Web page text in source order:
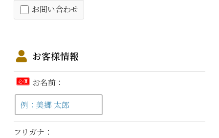
お問い合わせ
お客様情報
必須 お名前：
フリガナ：